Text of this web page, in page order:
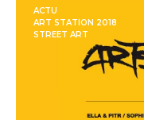
ACTU
ART STATION 2018
STREET ART